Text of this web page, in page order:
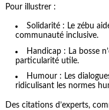
Pour illustrer :
Solidarité : Le zébu
communauté inclusive.
Handicap : La bosse
particularité utile.
Humour : Les
ridiculisant les normes
Des citations d’experts,